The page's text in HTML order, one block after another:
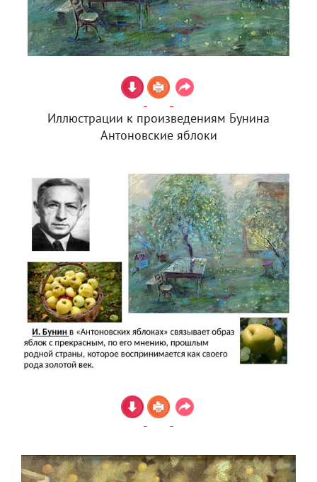
Иллюстрации к произведениям Бунина
Антоновские яблоки